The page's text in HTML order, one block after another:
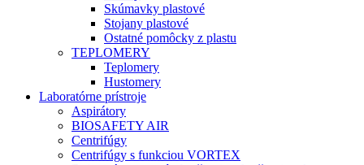
Skúmavky plastové
Stojany plastové
Ostatné pomôcky z plastu
TEPLOMERY
Teplomery
Hustomery
Laboratórne prístroje
Aspirátory
BIOSAFETY AIR
Centrifúgy
Centrifúgy s funkciou VORTEX